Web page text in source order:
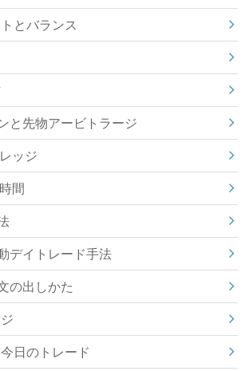
とバランス
と先物アービトラージ
ッジ
間
デイトレード手法
の出しかた
日のトレード